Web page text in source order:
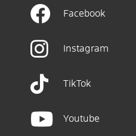
Facebook
Instagram
TikTok
Youtube